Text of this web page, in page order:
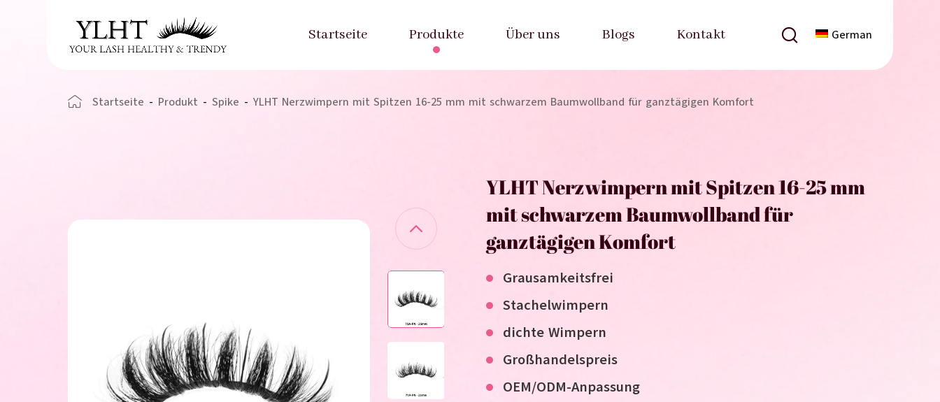
Startseite Produkte Über uns Blogs Kontakt German
Startseite - Produkt - Spike - YLHT Nerzwimpern mit Spitzen 16-25 mm mit schwarzem Baumwollband für ganztägigen Komfort
YLHT Nerzwimpern mit Spitzen 16-25 mm
mit schwarzem Baumwollband für
ganztägigen Komfort
Grausamkeitsfrei
Stachelwimpern
dichte Wimpern
Großhandelspreis
OEM/ODM-Anpassung